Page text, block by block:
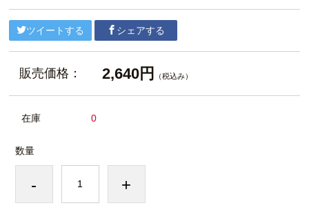
ツイートする シェアする
販売価格： 2,640円 （税込み）
在庫 0
数量
- +